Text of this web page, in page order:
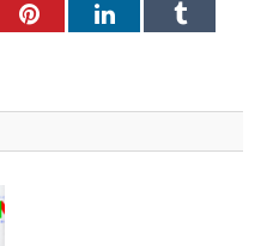
PinterestLinkedInTumblr